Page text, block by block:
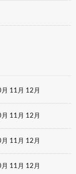
11月 12月
11月 12月
11月 12月
11月 12月